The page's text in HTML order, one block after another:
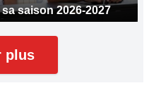
sa saison 2026-2027
plus